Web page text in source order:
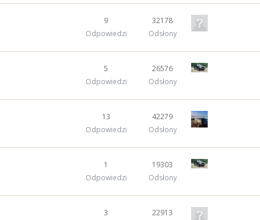
9
Odpowiedzi
32178
Odsłony
5
Odpowiedzi
26576
Odsłony
13
Odpowiedzi
42279
Odsłony
1
Odpowiedzi
19303
Odsłony
3
22913